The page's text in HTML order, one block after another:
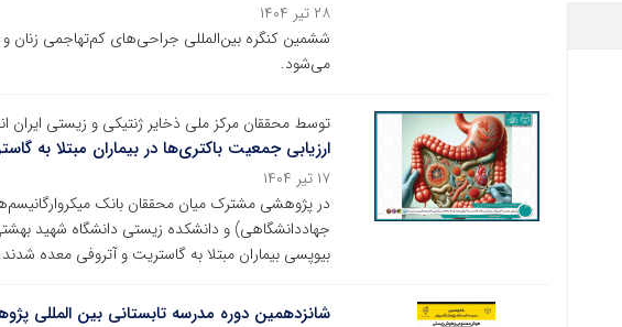
۲۸ تیر ۱۴۰۴
می‌شود.
توسط محققان مرکز ملی ذخایر ژنتیکی و زیستی ایران
ارزیابی جمعیت باکتری‌ها در بیماران مبتلا به
۱۷ تیر ۱۴۰۴
در پژوهشی مشترک میان محققان بانک
جهاددانشگاهی) و دانشکده زیستی دانشگاه شهید
بیوپسی بیماران مبتلا به گاستریت و آتروفی معده شدند.
شانزدهمین دوره مدرسه تابستانی بین المللی